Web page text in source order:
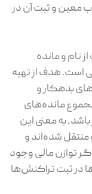
معین و ثبت آن در
نام و مانده
است. هدف از تهیه
بدهکار و
مانده‌های
به معنی این
شده‌اند و
توازن مالی وجود
در ثبت تراکنش‌ها